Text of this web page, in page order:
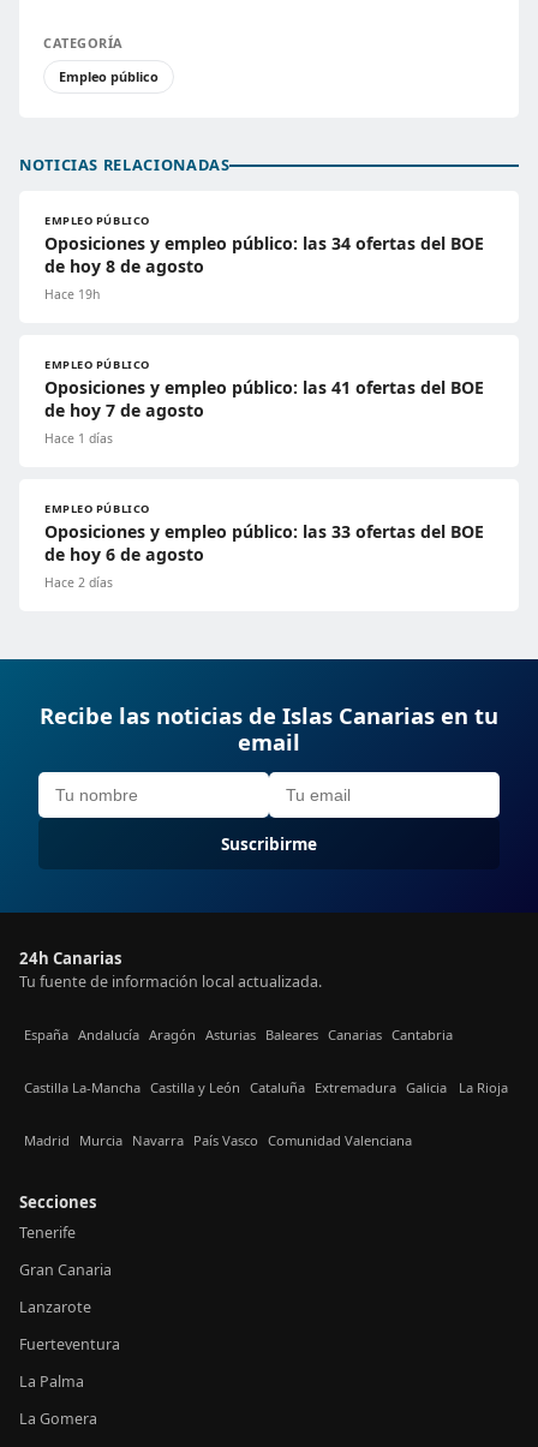
CATEGORÍA
Empleo público
NOTICIAS RELACIONADAS
EMPLEO PÚBLICO
Oposiciones y empleo público: las 34 ofertas del BOE
de hoy 8 de agosto
Hace 19h
EMPLEO PÚBLICO
Oposiciones y empleo público: las 41 ofertas del BOE
de hoy 7 de agosto
Hace 1 días
EMPLEO PÚBLICO
Oposiciones y empleo público: las 33 ofertas del BOE
de hoy 6 de agosto
Hace 2 días
Recibe las noticias de Islas Canarias en tu
email
Suscribirme
24h Canarias
Tu fuente de información local actualizada.
España Andalucía Aragón Asturias Baleares Canarias Cantabria
Castilla La-Mancha Castilla y León Cataluña Extremadura Galicia La Rioja
Madrid Murcia Navarra País Vasco Comunidad Valenciana
Secciones
Tenerife
Gran Canaria
Lanzarote
Fuerteventura
La Palma
La Gomera